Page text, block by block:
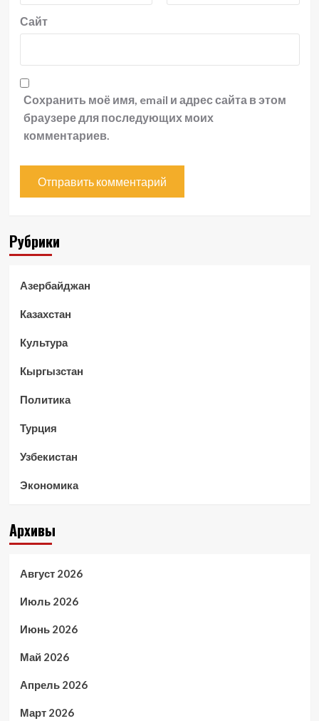
Сайт
Сохранить моё имя, email и адрес сайта в этом
браузере для последующих моих
комментариев.
Рубрики
Азербайджан
Казахстан
Культура
Кыргызстан
Политика
Турция
Узбекистан
Экономика
Архивы
Август 2026
Июль 2026
Июнь 2026
Май 2026
Апрель 2026
Март 2026